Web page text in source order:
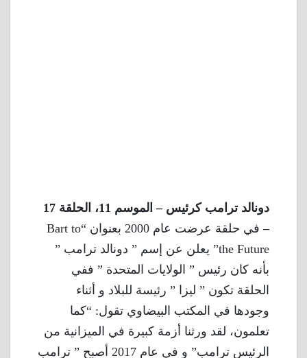
دونالد ترامب كرئيس – الموسم 11، الحلقة 17
–
في حلقة عرضت عام 2000 بعنوان “Bart to
the Future” يعلن عن إسم ” دونالد ترامب ”
بأنه كان رئيس ” الولايات المتحدة ” ففي
الحلقة تكون ” ليزا ” رئيسة للبلاد و أثناء
وجودها في المكتب البيضاوي تقول: “كما
تعلمون، لقد ورثنا أزمة كبيرة في الميزانية من
الرئيس ترامب” و في عام 2017 أصبح ” ترامب